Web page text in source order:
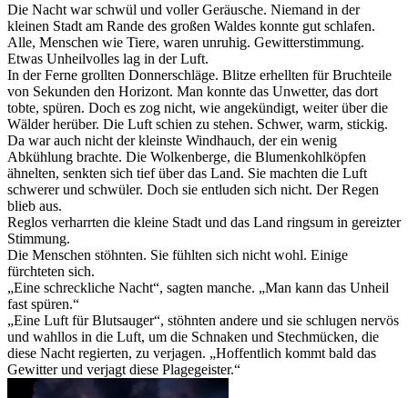
Die Nacht war schwül und voller Geräusche. Niemand in der
kleinen Stadt am Rande des großen Waldes konnte gut schlafen.
Alle, Menschen wie Tiere, waren unruhig. Gewitterstimmung.
Etwas Unheilvolles lag in der Luft.
In der Ferne grollten Donnerschläge. Blitze erhellten für Bruchteile
von Sekunden den Horizont. Man konnte das Unwetter, das dort
tobte, spüren. Doch es zog nicht, wie angekündigt, weiter über die
Wälder herüber. Die Luft schien zu stehen. Schwer, warm, stickig.
Da war auch nicht der kleinste Windhauch, der ein wenig
Abkühlung brachte. Die Wolkenberge, die Blumenkohlköpfen
ähnelten, senkten sich tief über das Land. Sie machten die Luft
schwerer und schwüler. Doch sie entluden sich nicht. Der Regen
blieb aus.
Reglos verharrten die kleine Stadt und das Land ringsum in gereizter
Stimmung.
Die Menschen stöhnten. Sie fühlten sich nicht wohl. Einige
fürchteten sich.
„Eine schreckliche Nacht“, sagten manche. „Man kann das Unheil
fast spüren.“
„Eine Luft für Blutsauger“, stöhnten andere und sie schlugen nervös
und wahllos in die Luft, um die Schnaken und Stechmücken, die
diese Nacht regierten, zu verjagen. „Hoffentlich kommt bald das
Gewitter und verjagt diese Plagegeister.“